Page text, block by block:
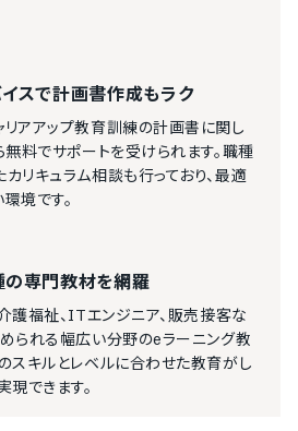
スで計画書作成もラク
アアップ教育訓練の計画書に関し
無料でサポートを受けられます。職種
リキュラム相談も行っており、最適
境です。
の専門教材を網羅
護福祉、ITエンジニア、販売接客な
られる幅広い分野のeラーニング教
スキルとレベルに合わせた教育がし
現できます。